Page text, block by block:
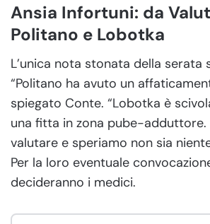
Ansia Infortuni: da
Politano e Lobotka
L’unica nota stonata della serata
“Politano ha avuto un
spiegato Conte. “Lobotka è
una fitta in zona pube-adduttore.
valutare e speriamo non sia
Per la loro eventuale
decideranno i medici.